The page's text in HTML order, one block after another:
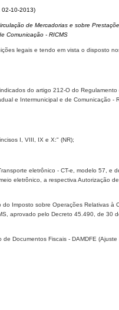
02-10-2013)
de Mercadorias e sobre
Comunicação - RICMS
legais e tendo em vista o disposto
do artigo 212-O do
e Intermunicipal e de Comunicação -
I, VIII, IX e X:" (NR);
eletrônico - CT-e, modelo 57, e
eletrônico, a respectiva Autorização
Imposto sobre Operações Relativas à
aprovado pelo Decreto 45.490, de 30
Documentos Fiscais - DAMDFE